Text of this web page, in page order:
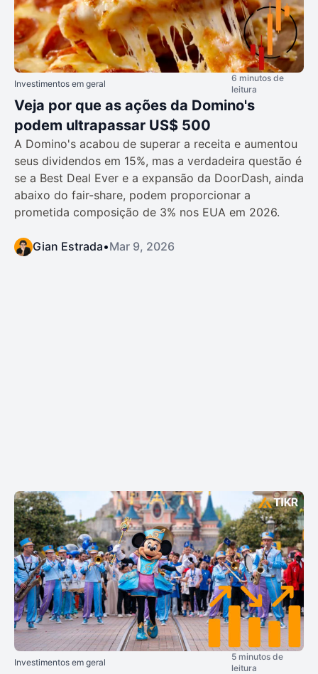
Investimentos em geral
6 minutos de
leitura
Veja por que as ações da Domino's
podem ultrapassar US$ 500
A Domino's acabou de superar a receita e aumentou
seus dividendos em 15%, mas a verdadeira questão é
se a Best Deal Ever e a expansão da DoorDash, ainda
abaixo do fair-share, podem proporcionar a
prometida composição de 3% nos EUA em 2026.
Gian Estrada•Mar 9, 2026
Investimentos em geral
5 minutos de
leitura